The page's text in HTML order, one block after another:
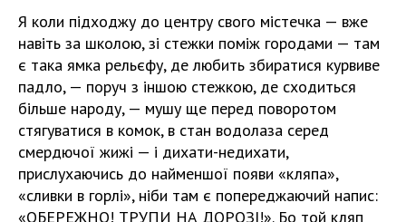
Я коли підходжу до центру свого містечка — вже
навіть за школою, зі стежки поміж городами — там
є така ямка рельєфу, де любить збиратися курвиве
падло, — поруч з іншою стежкою, де сходиться
більше народу, — мушу ще перед поворотом
стягуватися в комок, в стан водолаза серед
смердючої жижі — і дихати-недихати,
прислухаючись до найменшої появи «кляпа»,
«сливки в горлі», ніби там є попереджаючий напис:
«ОБЕРЕЖНО! ТРУПИ НА ДОРОЗІ!». Бо той кляп